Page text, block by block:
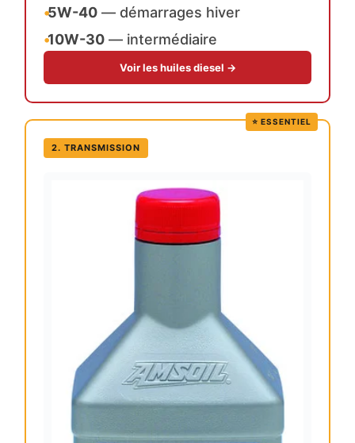
•5W-40 — démarrages hiver
•10W-30 — intermédiaire
Voir les huiles diesel →
⭐ ESSENTIEL
2. TRANSMISSION